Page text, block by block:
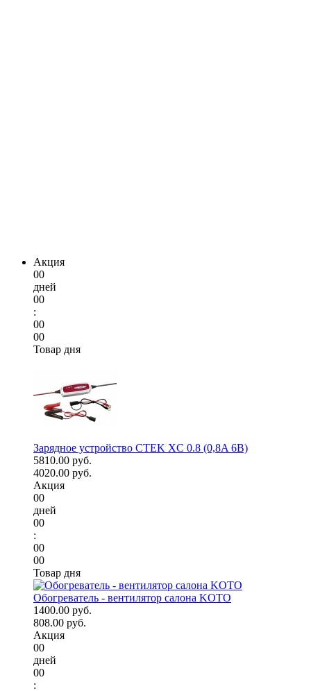
Акция
00
дней
00
:
00
00
Товар дня
Зарядное устройство CTEK XC 0.8 (0,8A 6В)
5810.00 руб.
4020.00 руб.
Акция
00
дней
00
:
00
00
Товар дня
Обогреватель - вентилятор салона KOTO
1400.00 руб.
808.00 руб.
Акция
00
дней
00
: